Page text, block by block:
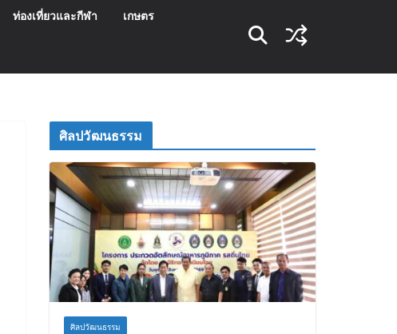
ท่องเที่ยวและกีฬา เกษตร
ศิลปวัฒนธรรม
ศิลปวัฒนธรรม